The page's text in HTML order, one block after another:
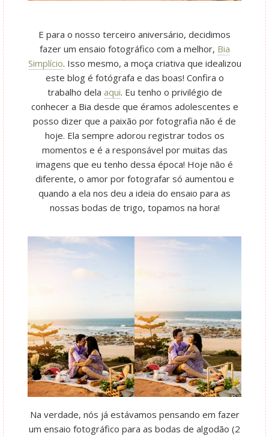
E para o nosso terceiro aniversário, decidimos
fazer um ensaio fotográfico com a melhor, Bia
Simplício. Isso mesmo, a moça criativa que idealizou
este blog é fotógrafa e das boas! Confira o
trabalho dela aqui. Eu tenho o privilégio de
conhecer a Bia desde que éramos adolescentes e
posso dizer que a paixão por fotografia não é de
hoje. Ela sempre adorou registrar todos os
momentos e é a responsável por muitas das
imagens que eu tenho dessa época! Hoje não é
diferente, o amor por fotografar só aumentou e
quando a ela nos deu a ideia do ensaio para as
nossas bodas de trigo, topamos na hora!
Na verdade, nós já estávamos pensando em fazer
um ensaio fotográfico para as bodas de algodão (2